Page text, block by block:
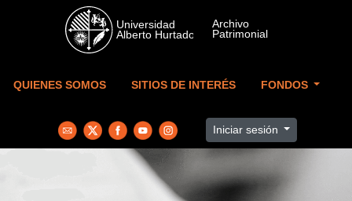
Skip to main content
QUIENES SOMOS SITIOS DE INTERÉS FONDOS
Iniciar sesión